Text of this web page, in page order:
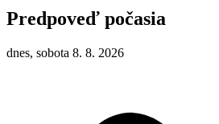
Predpoveď počasia
dnes, sobota 8. 8. 2026